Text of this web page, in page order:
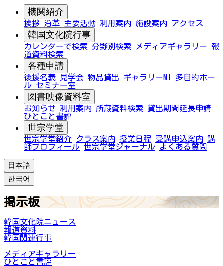
機関紹介
挨拶 沿革 主要活動 利用案内 施設案内 アクセス
韓国文化院行事
カレンダーで検索 分野別検索 メディアギャラリー 報
道資料検索
各種申請
後援名義 見学会 物品貸出 ギャラリーMI
多目的ホー
ル セミナー室
図書映像資料室
お知らせ 利用案内 所蔵資料検索
貸出期間延長申請
ひとこと書評
世宗学堂
世宗学堂紹介 クラス案内 授業日程 受講申込案内 講
師プロフィール 世宗学堂ジャーナル よくある質問
日本語
한국어
掲示板
韓国文化院ニュース
報道資料
韓国関連行事
メディアギャラリー
ひとこと書評